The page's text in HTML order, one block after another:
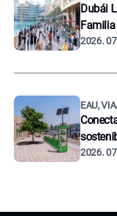
Dubái
Familia
2026.
EAU,
2026.